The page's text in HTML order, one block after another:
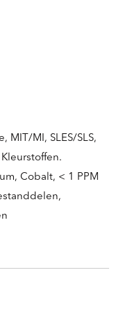
MIT/MI, SLES/SLS,
Cobalt, < 1 PPM